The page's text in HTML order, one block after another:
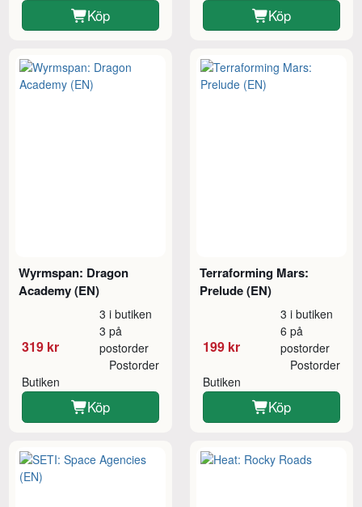
Köp Köp
Wyrmspan: Dragon
Academy (EN)
319 kr
3 i butiken
3 på
postorder
Butiken
Postorder
Köp
Terraforming Mars:
Prelude (EN)
199 kr
3 i butiken
6 på
postorder
Butiken
Postorder
Köp